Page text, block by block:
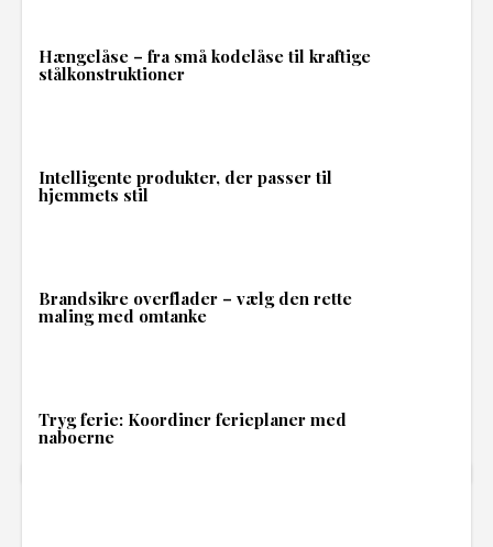
Hængelåse – fra små kodelåse til kraftige
stålkonstruktioner
Intelligente produkter, der passer til
hjemmets stil
Brandsikre overflader – vælg den rette
maling med omtanke
Tryg ferie: Koordiner ferieplaner med
naboerne